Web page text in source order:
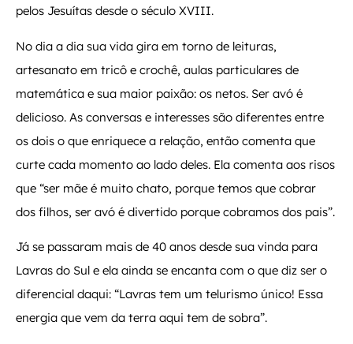
pelos Jesuítas desde o século XVIII.
No dia a dia sua vida gira em torno de leituras,
artesanato em tricô e crochê, aulas particulares de
matemática e sua maior paixão: os netos. Ser avó é
delicioso. As conversas e interesses são diferentes entre
os dois o que enriquece a relação, então comenta que
curte cada momento ao lado deles. Ela comenta aos risos
que “ser mãe é muito chato, porque temos que cobrar
dos filhos, ser avó é divertido porque cobramos dos pais”.
Já se passaram mais de 40 anos desde sua vinda para
Lavras do Sul e ela ainda se encanta com o que diz ser o
diferencial daqui: “Lavras tem um telurismo único! Essa
energia que vem da terra aqui tem de sobra”.